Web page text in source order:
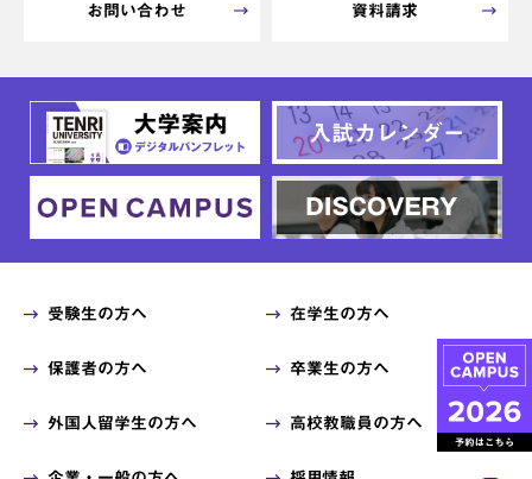
お問い合わせ 資料請求
受験生の方へ 在学生の方へ
保護者の方へ 卒業生の方へ
外国人留学生の方へ 高校教職員の方へ